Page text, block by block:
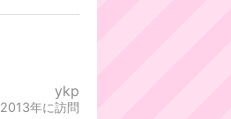
ykp
2013年に訪問